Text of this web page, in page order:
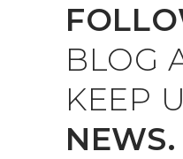
BLOG
KEEP
NEWS.